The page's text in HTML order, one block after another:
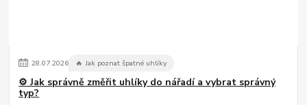
28.07.2026 🔥 Jak poznat špatné uhlíky
⚙️ Jak správně změřit uhlíky do nářadí a vybrat správný
typ?